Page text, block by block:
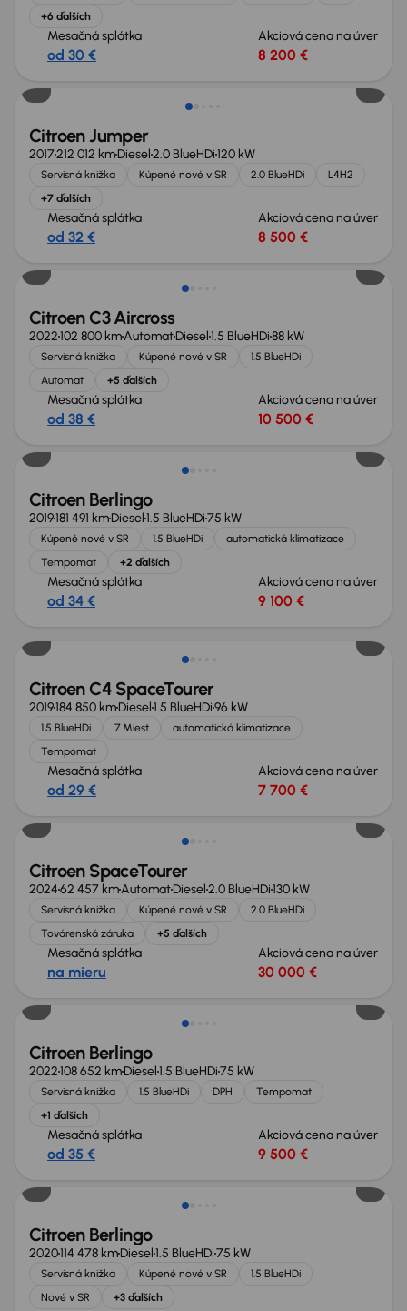
+6 ďalších
Mesačná splátka
od 30 €
Akciová cena na úver
8 200 €
Zlacnené o 600 €
Citroen Jumper
2017212 012 kmDiesel2.0 BlueHDi120 kW
Servisná knižka Kúpené nové v SR 2.0 BlueHDi
L4H2
+7 ďalších
Mesačná splátka
od 32 €
Akciová cena na úver
8 500 €
Zlacnené o 1 000 €
Citroen C3 Aircross
2022102 800 kmAutomatDiesel1.5 BlueHDi88 kW
Servisná knižka Kúpené nové v SR
1.5 BlueHDi
Automat
+5 ďalších
Mesačná splátka
od 38 €
Akciová cena na úver
10 500 €
Zlacnené o 400 €
Citroen Berlingo
2019181 491 kmDiesel1.5 BlueHDi75 kW
Kúpené nové v SR 1.5 BlueHDi
automatická klimatizace
Tempomat
+2 ďalších
Mesačná splátka
od 34 €
Akciová cena na úver
9 100 €
Citroen C4 SpaceTourer
2019184 850 kmDiesel1.5 BlueHDi96 kW
1.5 BlueHDi 7 Miest
automatická klimatizace
Tempomat
Mesačná splátka
od 29 €
Akciová cena na úver
7 700 €
Citroen SpaceTourer
202462 457 kmAutomatDiesel2.0 BlueHDi130 kW
Servisná knižka Kúpené nové v SR
2.0 BlueHDi
Továrenská záruka
+5 ďalších
Mesačná splátka
na mieru
Akciová cena na úver
30 000 €
Zlacnené o 500 €
Citroen Berlingo
2022108 652 kmDiesel1.5 BlueHDi75 kW
Servisná knižka 1.5 BlueHDi DPH
Tempomat
+1 ďalších
Mesačná splátka
od 35 €
Akciová cena na úver
9 500 €
Nové v ponuke
Citroen Berlingo
2020114 478 kmDiesel1.5 BlueHDi75 kW
Servisná knižka Kúpené nové v SR
1.5 BlueHDi
Nové v SR
+3 ďalších